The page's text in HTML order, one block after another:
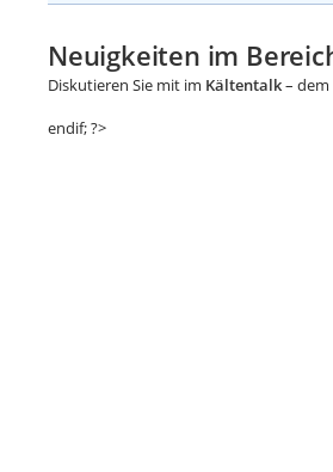
Neuigkeiten im
Diskutieren Sie mit im Kältentalk–
endif; ?>